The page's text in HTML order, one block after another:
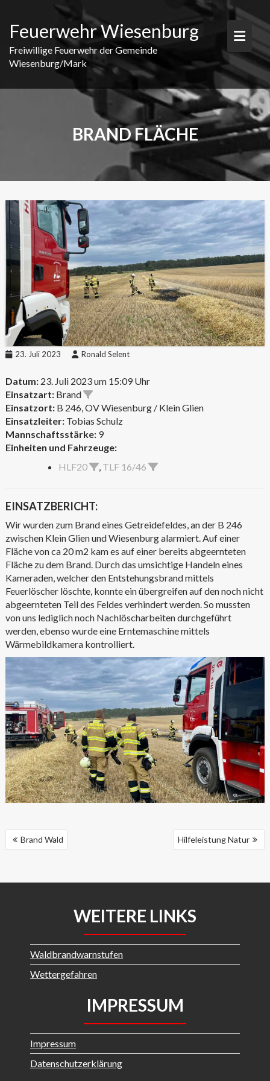
content
Feuerwehr Wiesenburg
Freiwillige Feuerwehr der Gemeinde
Wiesenburg/Mark
BRAND FLÄCHE
23. Juli 2023 Ronald Selent
Datum:23. Juli 2023 um 15:09 Uhr
Einsatzart:Brand
Einsatzort:B 246, OV Wiesenburg / Klein Glien
Einsatzleiter:Tobias Schulz
Mannschaftsstärke:9
Einheiten und Fahrzeuge:
HLF20
, TLF 16/46
EINSATZBERICHT:
Wir wurden zum Brand eines Getreidefeldes, an der B 246
zwischen Klein Glien und Wiesenburg alarmiert. Auf einer
Fläche von ca 20 m2 kam es auf einer bereits abgeernteten
Fläche zu dem Brand. Durch das umsichtige Handeln eines
Kameraden, welcher den Entstehungsbrand mittels
Feuerlöscher löschte, konnte ein übergreifen auf den noch nicht
abgeernteten Teil des Feldes verhindert werden. So mussten
von uns lediglich noch Nachlöscharbeiten durchgeführt
werden, ebenso wurde eine Erntemaschine mittels
Wärmebildkamera kontrolliert.
BEITRAGSNAVIGATION
Brand Wald Hilfeleistung Natur
WEITERE LINKS
Waldbrandwarnstufen
Wettergefahren
IMPRESSUM
Impressum
Datenschutzerklärung